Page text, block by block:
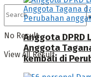
No Result
View All Result
Anggota DPRD
Anggota
kembali di